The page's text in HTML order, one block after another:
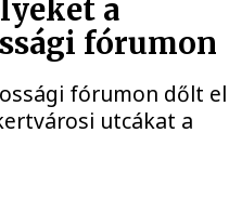
a
fórumon
fórumon dőlt el
utcákat a